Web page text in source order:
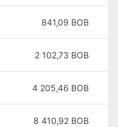
841,09 BOB
2 102,73 BOB
4 205,46 BOB
8 410,92 BOB